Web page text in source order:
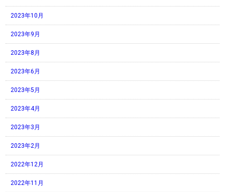
2023年10月
2023年9月
2023年8月
2023年6月
2023年5月
2023年4月
2023年3月
2023年2月
2022年12月
2022年11月